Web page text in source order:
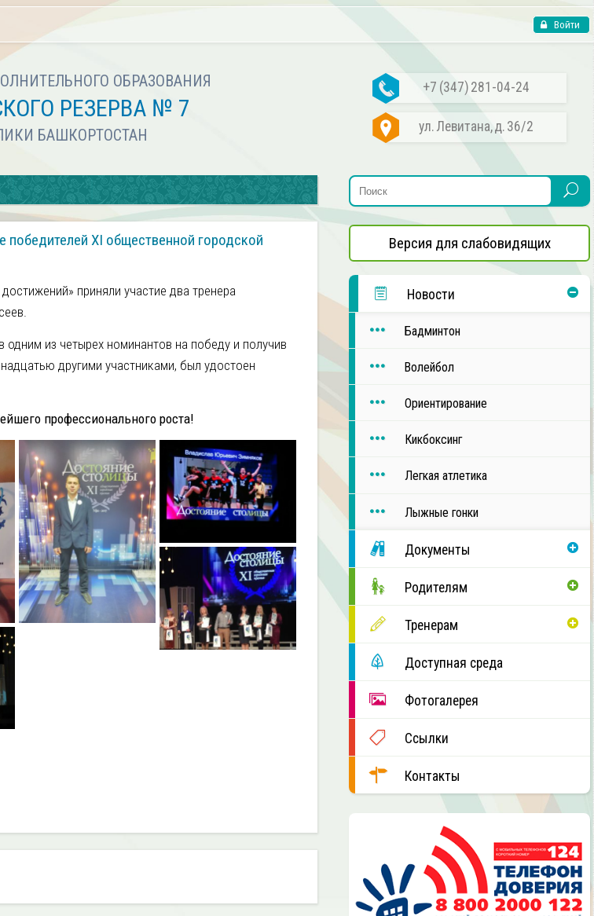
Войти
ОБРАЗОВАНИЯ
РЕЗЕРВА № 7
БАШКОРТОСТАН
+7 (347) 281-04-24
ул. Левитана, д. 36/2
Версия для слабовидящих
Новости
Бадминтон
Волейбол
Ориентирование
Кикбоксинг
Легкая атлетика
Лыжные гонки
Документы
Родителям
Тренерам
Доступная среда
Фотогалерея
Ссылки
Контакты
XI общественной городской
приняли участие два тренера
из четырех номинантов на победу и получив
другими участниками, был удостоен
профессионального роста!